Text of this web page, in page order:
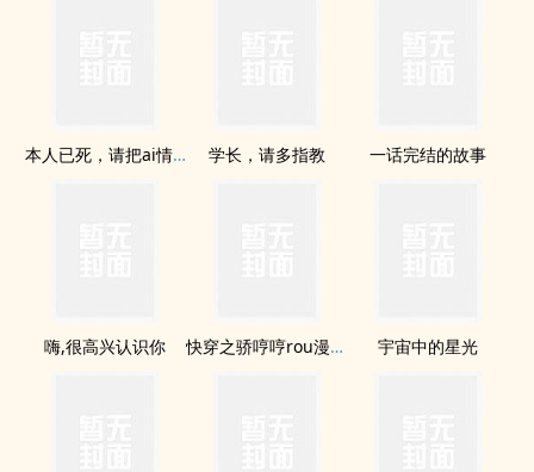
本人已死，请把ai情烧给我 学长，请多指教 一话完结的故事
嗨,很高兴认识你 快穿之骄哼哼rou漫漫（繁） 宇宙中的星光